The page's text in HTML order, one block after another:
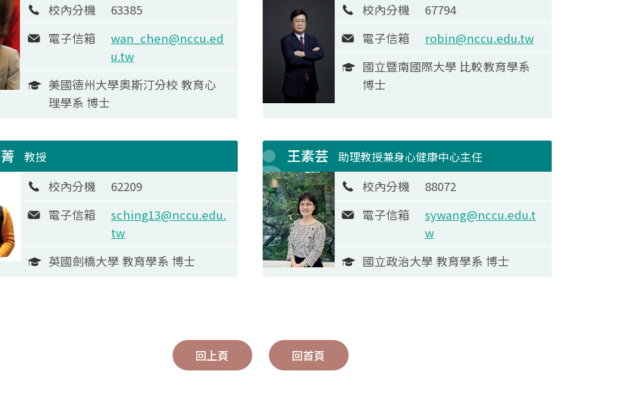
校內分機
63385
電子信箱
wan_chen@nccu.ed
u.tw
美國德州大學奧斯汀分校 教育心
理學系 博士
校內分機
67794
電子信箱
robin@nccu.edu.tw
國立暨南國際大學 比較教育學系
博士
教授
校內分機
62209
電子信箱
sching13@nccu.edu.
tw
英國劍橋大學 教育學系 博士
王素芸 助理教授兼身心健康中心主任
校內分機
88072
電子信箱
sywang@nccu.edu.t
w
國立政治大學 教育學系 博士
回上頁 回首頁